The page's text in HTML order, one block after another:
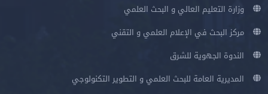
وزارة التعليم العالي و البحث العلمي
مركز البحث في الإعلام العلمي و التقني
الندوة الجهوية للشرق
المديرية العامة للبحث العلمي و التطوير التكنولوجي